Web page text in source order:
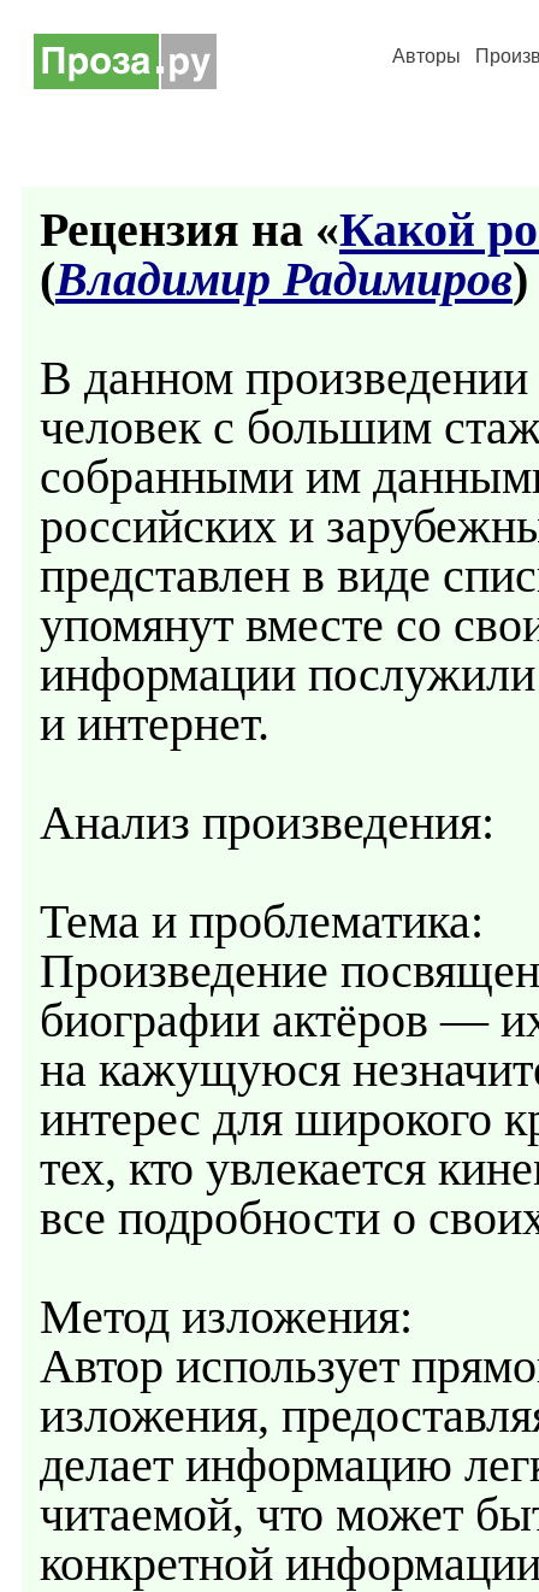
Авторы
Рецензия на «Какой
(Владимир Радимиров)
В данном
человек с большим
собранными им
российских и
представлен в виде
упомянут вместе со
информации послужили
и интернет.
Анализ произведения:
Тема и проблематика:
Произведение
биографии актёров —
на кажущуюся
интерес для широкого
тех, кто увлекается
все подробности о
Метод изложения:
Автор использует
изложения,
делает информацию
читаемой, что может
конкретной